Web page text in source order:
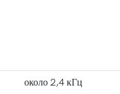
около 2,4 кГц